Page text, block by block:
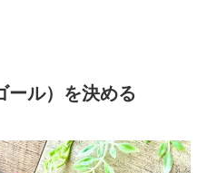
ール）を決める